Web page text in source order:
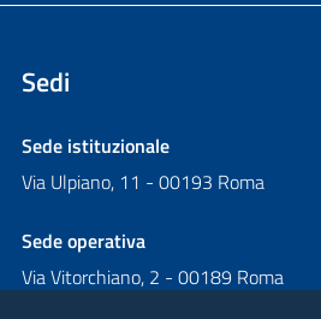
Sedi
Sede istituzionale
Via Ulpiano, 11 - 00193 Roma
Sede operativa
Via Vitorchiano, 2 - 00189 Roma